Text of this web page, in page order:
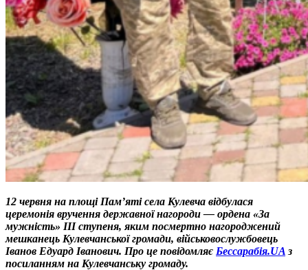
12 червня на площі Памʼяті села Кулевча відбулася
церемонія вручення державної нагороди — ордена «За
мужність» ІІІ ступеня, яким посмертно нагороджений
мешканець Кулевчанської громади, військовослужбовець
Іванов Едуард Іванович. Про це повідомляє Бессарабія.UA з
посиланням на Кулевчанську громаду.